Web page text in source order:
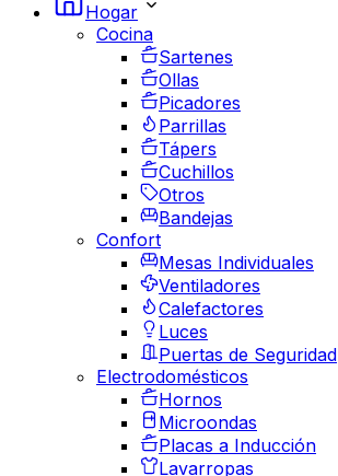
Hogar
Cocina
Sartenes
Ollas
Picadores
Parrillas
Tápers
Cuchillos
Otros
Bandejas
Confort
Mesas Individuales
Ventiladores
Calefactores
Luces
Puertas de Seguridad
Electrodomésticos
Hornos
Microondas
Placas a Inducción
Lavarropas